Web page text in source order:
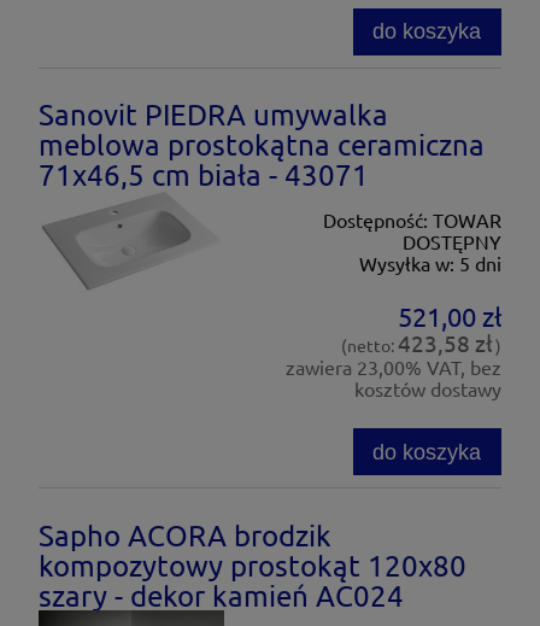
do koszyka
Sanovit PIEDRA umywalka
meblowa prostokątna ceramiczna
71x46,5 cm biała - 43071
Dostępność: TOWAR
DOSTĘPNY
Wysyłka w: 5 dni
521,00 zł
(netto: 423,58 zł)
zawiera 23,00% VAT, bez
kosztów dostawy
do koszyka
Sapho ACORA brodzik
kompozytowy prostokąt 120x80
szary - dekor kamień AC024